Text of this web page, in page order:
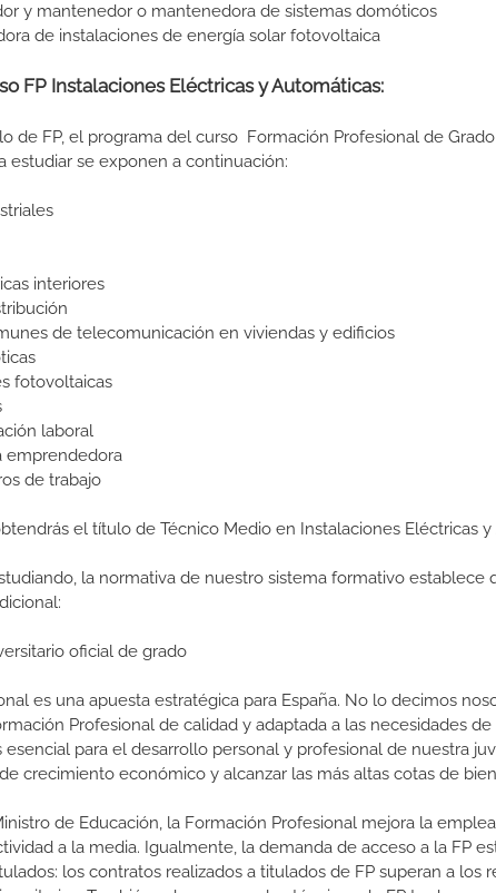
y mantenedor o mantenedora de sistemas domóticos
de instalaciones de energía solar fotovoltaica
FP Instalaciones Eléctricas y Automáticas:
de FP, el programa del curso Formación Profesional de
estudiar se exponen a continuación:
interiores
de telecomunicación en viviendas y edificios
fotovoltaicas
laboral
emprendedora
de trabajo
el título de Técnico Medio en Instalaciones Eléctricas
la normativa de nuestro sistema formativo establece
oficial de grado
es una apuesta estratégica para España. No lo decimos
Profesional de calidad y adaptada a las necesidades
para el desarrollo personal y profesional de nuestra
crecimiento económico y alcanzar las más altas cotas de
de Educación, la Formación Profesional mejora la
a la media. Igualmente, la demanda de acceso a la FP
los contratos realizados a titulados de FP superan a los